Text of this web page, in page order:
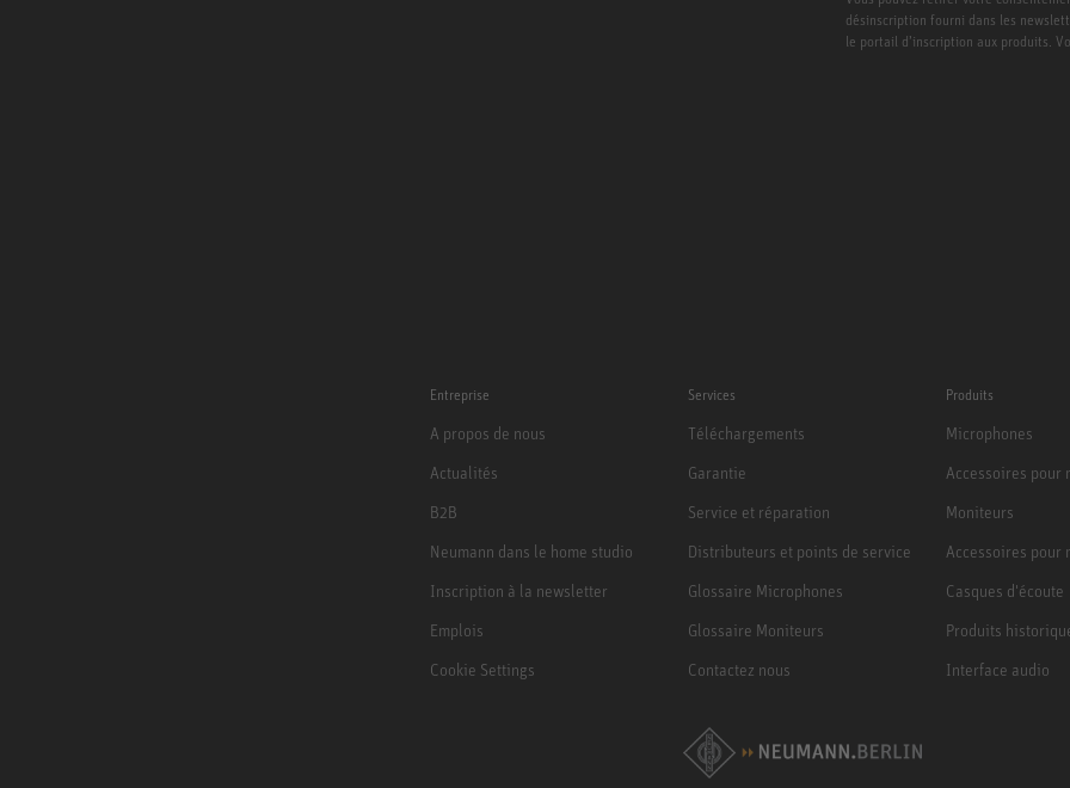
désinscription fourni dans les
le portail d’inscription aux produits.
Entreprise
A propos de nous
Actualités
B2B
Neumann dans le home studio
Inscription à la newsletter
Emplois
Cookie Settings
Services
Téléchargements
Garantie
Service et réparation
Distributeurs et points de service
Glossaire Microphones
Glossaire Moniteurs
Contactez nous
Produits
Microphones
Accessoires pour
Moniteurs
Accessoires pour
Casques d'écoute
Produits
Interface audio